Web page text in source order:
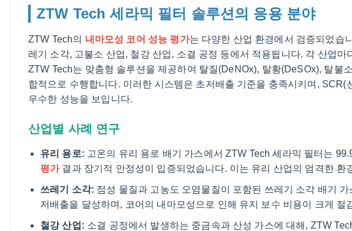
ZTW Tech 세라믹 필터 솔루션의 응용 분야
ZTW Tech의 내마모성 코어 성능 평가는 다양한 산업 환경에서 검증되었습
레기 소각, 고불소 산업, 철강 산업, 소결 공정 등에서 적용됩니다. 각 산업
ZTW Tech는 맞춤형 솔루션을 제공하여 탈질(DeNOx), 탈황(DeSOx), 탈불
합적으로 수행합니다. 이러한 시스템은 초저배출 기준을 충족시키며,
우수한 성능을 보입니다.
산업별 사례 연구
유리 용로: 고온의 유리 용로 배기 가스에서 ZTW Tech 세라믹 필터는
평가결과 장기적 안정성이 입증되었습니다. 이는 유리 산업의 엄격한 환
쓰레기 소각: 점성 물질과 고농도 오염물질이 포함된 쓰레기 소각 배기
저배출을 달성하며, 코어의 내마모성으로 인해 유지 보수 비용이 크게 절
철강 산업: 소결 공정에서 발생하는 중금속과 산성 가스에 대해, ZTW